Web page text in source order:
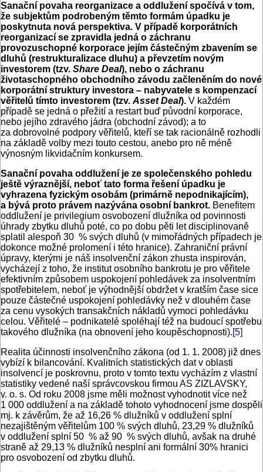
Sanační povaha reorganizace a oddlužení spočívá v tom,
že subjektům podrobeným těmto formám úpadku je
poskytnuta nová perspektiva. V případě korporátních
reorganizací se zpravidla jedná o záchranu
provozuschopné korporace jejím částečným zbavením se
dluhů (restrukturalizace dluhu) a převzetím novým
investorem (tzv. Share Deal), nebo o záchranu
životaschopného obchodního závodu začleněním do nové
korporátní struktury investora – nabyvatele s kompenzací
věřitelů tímto investorem (tzv. Asset Deal). V každém
případě se jedná o přežití a restart buď původní korporace,
nebo jejího zdravého jádra (obchodní závod); a to
za dobrovolné podpory věřitelů, kteří se tak racionálně rozhodli
na základě volby mezi touto cestou, anebo pro ně méně
výnosným likvidačním konkursem.
Sanační povaha oddlužení je ze společenského pohledu
ještě výraznější, neboť tato forma řešení úpadku je
vyhrazena fyzickým osobám (primárně nepodnikajícím),
a bývá proto právem nazývána osobní bankrot. Benefitem
oddlužení je privilegium osvobození dlužníka od povinnosti
úhrady zbytku dluhů poté, co po dobu pěti let disciplinovaně
splatil alespoň 30 % svých dluhů (v mimořádných případech je
dokonce možné prolomení i této hranice). Zahraniční právní
úpravy, kterými je náš insolvenční zákon zhusta inspirován,
vycházejí z toho, že institut osobního bankrotu je pro věřitele
efektivním způsobem uspokojení pohledávek za insolventním
spotřebitelem, neboť je výhodnější obdržet v kratším čase sice
pouze částečné uspokojení pohledávky než v dlouhém čase
za cenu vysokých transakčních nákladů vymoci pohledávku
celou. Věřitelé – podnikatelé spoléhají též na budoucí spotřebu
takového dlužníka (na obnovení jeho koupěschopnosti).[5]
Realita účinnosti insolvenčního zákona (od 1. 1. 2008) již dnes
vybízí k bilancování. Kvalitních statistických dat v oblasti
insolvencí je poskrovnu, proto v tomto textu vycházím z vlastní
statistiky vedené naší správcovskou firmou AS ZIZLAVSKY,
v. o. s. Od roku 2008 jsme měli možnost vyhodnotit více než
1 000 oddlužení a na základě tohoto vyhodnocení jsme dospěli
mj. k závěrům, že až 16,26 % dlužníků v oddlužení splní
nezajištěným věřitelům 100 % svých dluhů, 23,29 % dlužníků
v oddlužení splní 50 % až 90 % svých dluhů, avšak na druhé
straně až 29,13 % dlužníků nesplní ani formální 30% hranici
pro osvobození od zbytku dluhů.